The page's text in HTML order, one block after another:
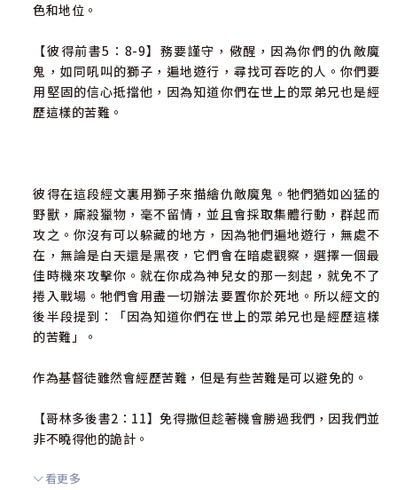
附錄五：常見的十個謊言，檢視被迷惑的程度
附錄六：末後對教會的迷惑
色和地位。
【彼得前書5：8-9】務要謹守，儆醒，因為你們的仇敵魔
鬼，如同吼叫的獅子，遍地遊行，尋找可吞吃的人。你們要
用堅固的信心抵擋他，因為知道你們在世上的眾弟兄也是經
歷這樣的苦難。
彼得在這段經文裏用獅子來描繪仇敵魔鬼。牠們猶如凶猛的
野獸，廝殺獵物，毫不留情，並且會採取集體行動，群起而
攻之。你沒有可以躲藏的地方，因為牠們遍地遊行，無處不
在，無論是白天還是黑夜，它們會在暗處觀察，選擇一個最
佳時機來攻擊你。就在你成為神兒女的那一刻起，就免不了
捲入戰場。牠們會用盡一切辦法要置你於死地。所以經文的
後半段提到：「因為知道你們在世上的眾弟兄也是經歷這樣
的苦難」。
作為基督徒雖然會經歷苦難，但是有些苦難是可以避免的。
【哥林多後書2：11】免得撒但趁著機會勝過我們，因我們並
非不曉得他的詭計。
我們可以認出仇敵的詭計，如果信徒沒有了解或識破仇敵的
看更多